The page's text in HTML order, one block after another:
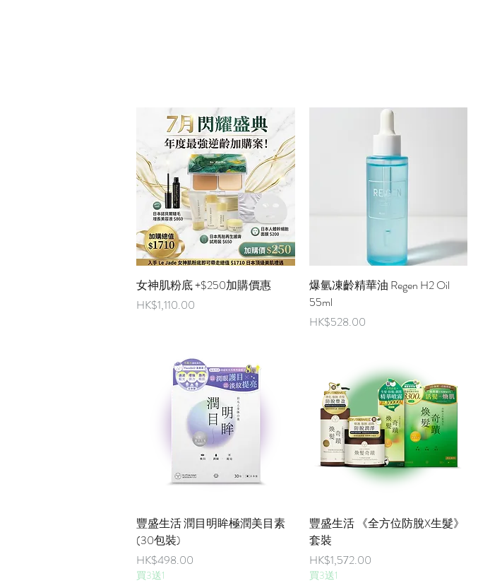
快速瀏覽
女神肌粉底 +$250加購價惠
價格
HK$1,110.00
快速瀏覽
爆氫凍齡精華油 Regen H2 Oil
55ml
價格
HK$528.00
快速瀏覽
豐盛生活 潤目明眸極潤美目素
(30包裝)
價格
HK$498.00
買3送1
快速瀏覽
豐盛生活 《全方位防脫X生髮》
套裝
價格
HK$1,572.00
買3送1